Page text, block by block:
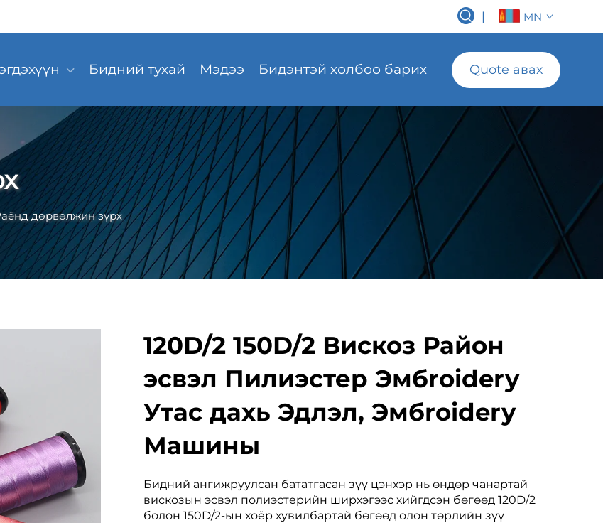
| MN
Бидний тухай Мэдээ Бидэнтэй холбоо барих Quote авах
дөрвөлжин зүрх
120D/2 150D/2 Вискоз Район
эсвэл Пилиэстер Эмбroidery
Утас дахь Эдлэл, Эмбroidery
Машины
Бидний ангижруулсан бататгасан зүү цэнхэр нь өндөр чанартай
вискозын эсвэл полиэстерийн ширхэгээс хийгдсэн бөгөөд 120D/2
болон 150D/2-ын хоёр хувилбартай бөгөөд олон төрлийн зүү